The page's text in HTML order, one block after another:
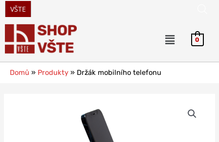
VŠTE
0
Domů » Produkty » Držák mobilního telefonu